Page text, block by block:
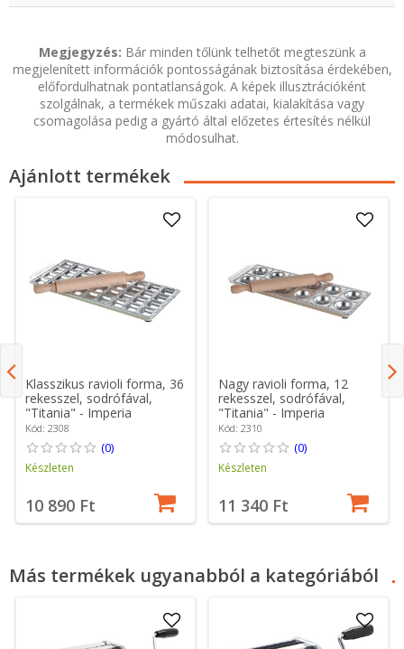
Megjegyzés: Bár minden tőlünk telhetőt megteszünk a
megjelenített információk pontosságának biztosítása érdekében,
előfordulhatnak pontatlanságok. A képek illusztrációként
szolgálnak, a termékek műszaki adatai, kialakítása vagy
csomagolása pedig a gyártó által előzetes értesítés nélkül
módosulhat.
Ajánlott termékek
Klasszikus ravioli forma, 36
rekesszel, sodrófával,
"Titania" - Imperia
Kód: 2308
(0)
Készleten
10 890 Ft
Nagy ravioli forma, 12
rekesszel, sodrófával,
"Titania" - Imperia
Kód: 2310
(0)
Készleten
11 340 Ft
Más termékek ugyanabból a kategóriából